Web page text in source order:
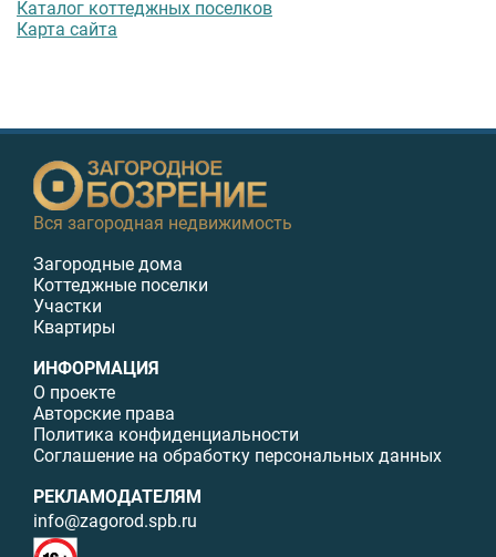
Каталог коттеджных поселков
Карта сайта
Вся загородная недвижимость
Загородные дома
Коттеджные поселки
Участки
Квартиры
ИНФОРМАЦИЯ
О проекте
Авторские права
Политика конфиденциальности
Соглашение на обработку персональных данных
РЕКЛАМОДАТЕЛЯМ
info@zagorod.spb.ru